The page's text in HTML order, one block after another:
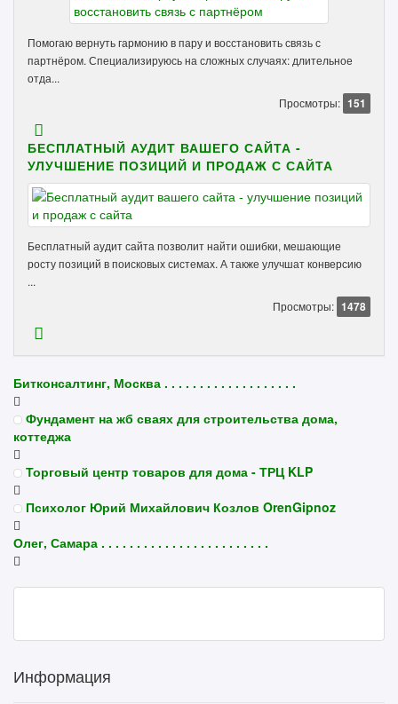
Помогаю вернуть гармонию в пару и восстановить связь с
партнёром. Специализируюсь на сложных случаях: длительное
отда...
Просмотры: 151
БЕСПЛАТНЫЙ АУДИТ ВАШЕГО САЙТА -
УЛУЧШЕНИЕ ПОЗИЦИЙ И ПРОДАЖ С САЙТА
Бесплатный аудит сайта позволит найти ошибки, мешающие
росту позиций в поисковых системах. А также улучшат конверсию
...
Просмотры: 1478
Битконсалтинг, Москва . . . . . . . . . . . . . . . . . . .
Фундамент на жб сваях для строительства дома,
коттеджа
Торговый центр товаров для дома - ТРЦ KLP
Психолог Юрий Михайлович Козлов OrenGipnoz
Олег, Самара . . . . . . . . . . . . . . . . . . . . . . . .
Информация